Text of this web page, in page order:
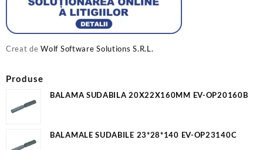
Creat deWolf Software Solutions S.R.L.
Produse
BALAMA SUDABILA 20X22X160MM EV-OP20160B
BALAMALE SUDABILE 23*28*140 EV-OP23140C